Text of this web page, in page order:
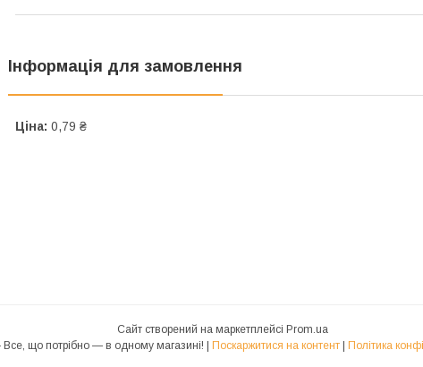
Інформація для замовлення
Ціна: 0,79 ₴
Сайт створений на маркетплейсі Prom.ua
Поскаржитися на контент Політика